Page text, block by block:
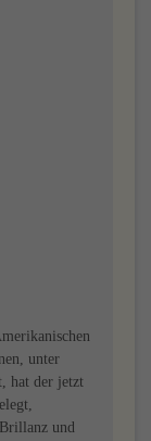
unter
hat der jetzt
und